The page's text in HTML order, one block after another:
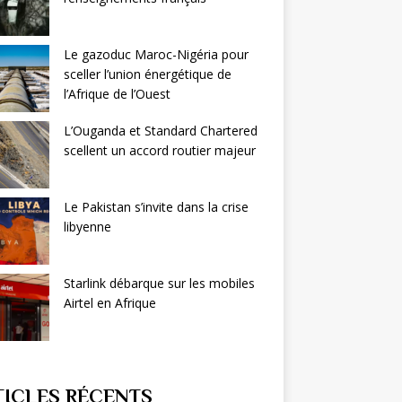
Le gazoduc Maroc-Nigéria pour
sceller l’union énergétique de
l’Afrique de l’Ouest
L’Ouganda et Standard Chartered
scellent un accord routier majeur
Le Pakistan s’invite dans la crise
libyenne
Starlink débarque sur les mobiles
Airtel en Afrique
RÉCENTS